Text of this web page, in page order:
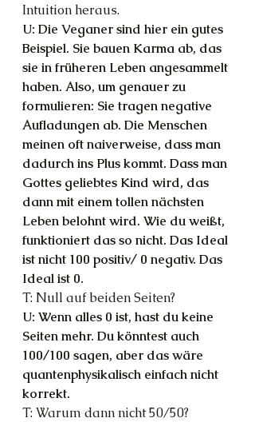
Intuition heraus.
U: Die Veganer sind hier ein gutes
Beispiel. Sie bauen Karma ab, das
sie in früheren Leben angesammelt
haben. Also, um genauer zu
formulieren: Sie tragen negative
Aufladungen ab. Die Menschen
meinen oft naiverweise, dass man
dadurch ins Plus kommt. Dass man
Gottes geliebtes Kind wird, das
dann mit einem tollen nächsten
Leben belohnt wird. Wie du weißt,
funktioniert das so nicht. Das Ideal
ist nicht 100 positiv/ 0 negativ. Das
Ideal ist 0.
T: Null auf beiden Seiten?
U: Wenn alles 0 ist, hast du keine
Seiten mehr. Du könntest auch
100/100 sagen, aber das wäre
quantenphysikalisch einfach nicht
korrekt.
T: Warum dann nicht 50/50?